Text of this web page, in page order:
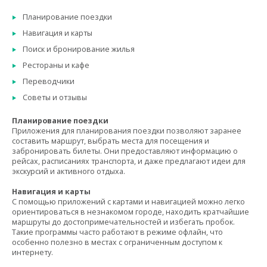
Планирование поездки
Навигация и карты
Поиск и бронирование жилья
Рестораны и кафе
Переводчики
Советы и отзывы
Планирование поездки
Приложения для планирования поездки позволяют заранее
составить маршрут, выбрать места для посещения и
забронировать билеты. Они предоставляют информацию о
рейсах, расписаниях транспорта, и даже предлагают идеи для
экскурсий и активного отдыха.
Навигация и карты
С помощью приложений с картами и навигацией можно легко
ориентироваться в незнакомом городе, находить кратчайшие
маршруты до достопримечательностей и избегать пробок.
Такие программы часто работают в режиме офлайн, что
особенно полезно в местах с ограниченным доступом к
интернету.